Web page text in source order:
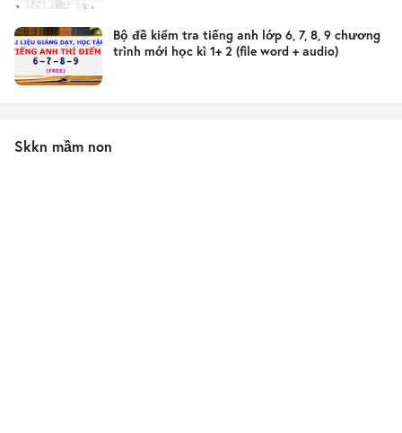
Bộ đề kiểm tra tiếng anh lớp 6, 7, 8, 9 chương
trình mới học kì 1+ 2 (file word + audio)
Skkn mầm non